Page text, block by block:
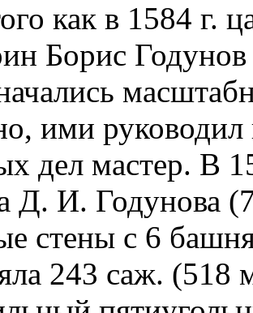
как в 1584 г.
Борис
ими
дел мастер. В
Д. И. Годунова
стены с 6
243 саж. (518